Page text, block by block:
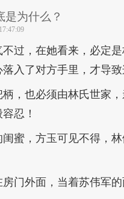
是为什么？
不过，在她看来，必定
入了对方手里，才导致
柄，也必须由林氏世家
忍！
蜜，方玉可见不得，
门外面，当着苏伟军